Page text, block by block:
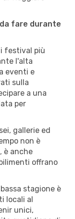
fare durante
i festival più
l'alta
eventi e
sulla
a una
per
gallerie ed
non è
è anche
offrano
stagione è
locali al
unici,